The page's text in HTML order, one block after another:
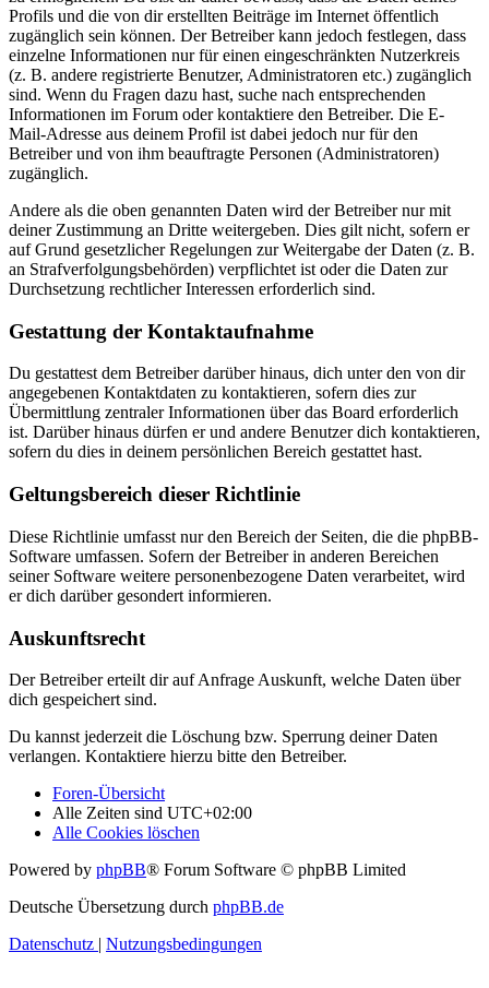
Profils und die von dir erstellten Beiträge im Internet öffentlich
zugänglich sein können. Der Betreiber kann jedoch festlegen, dass
einzelne Informationen nur für einen eingeschränkten Nutzerkreis
(z. B. andere registrierte Benutzer, Administratoren etc.) zugänglich
sind. Wenn du Fragen dazu hast, suche nach entsprechenden
Informationen im Forum oder kontaktiere den Betreiber. Die E-
Mail-Adresse aus deinem Profil ist dabei jedoch nur für den
Betreiber und von ihm beauftragte Personen (Administratoren)
zugänglich.
Andere als die oben genannten Daten wird der Betreiber nur mit
deiner Zustimmung an Dritte weitergeben. Dies gilt nicht, sofern er
auf Grund gesetzlicher Regelungen zur Weitergabe der Daten (z. B.
an Strafverfolgungsbehörden) verpflichtet ist oder die Daten zur
Durchsetzung rechtlicher Interessen erforderlich sind.
Gestattung der Kontaktaufnahme
Du gestattest dem Betreiber darüber hinaus, dich unter den von dir
angegebenen Kontaktdaten zu kontaktieren, sofern dies zur
Übermittlung zentraler Informationen über das Board erforderlich
ist. Darüber hinaus dürfen er und andere Benutzer dich kontaktieren,
sofern du dies in deinem persönlichen Bereich gestattet hast.
Geltungsbereich dieser Richtlinie
Diese Richtlinie umfasst nur den Bereich der Seiten, die die phpBB-
Software umfassen. Sofern der Betreiber in anderen Bereichen
seiner Software weitere personenbezogene Daten verarbeitet, wird
er dich darüber gesondert informieren.
Auskunftsrecht
Der Betreiber erteilt dir auf Anfrage Auskunft, welche Daten über
dich gespeichert sind.
Du kannst jederzeit die Löschung bzw. Sperrung deiner Daten
verlangen. Kontaktiere hierzu bitte den Betreiber.
Foren-Übersicht
Alle Zeiten sind UTC+02:00
Alle Cookies löschen
Powered by phpBB® Forum Software © phpBB Limited
Deutsche Übersetzung durch phpBB.de
Datenschutz | Nutzungsbedingungen